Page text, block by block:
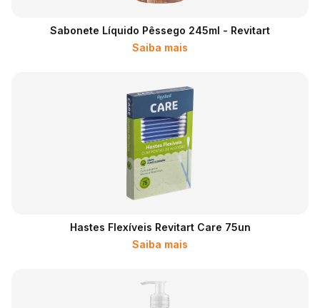
Sabonete Líquido Pêssego 245ml - Revitart
Saiba mais
Hastes Flexíveis Revitart Care 75un
Saiba mais